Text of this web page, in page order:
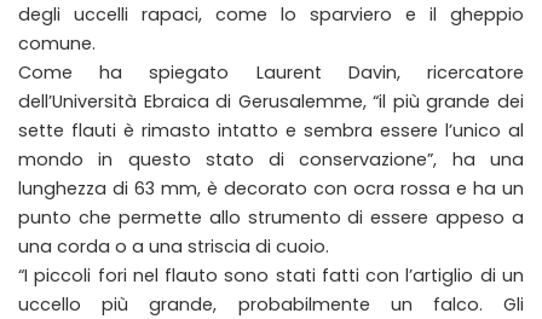
degli uccelli rapaci, come lo sparviero e il gheppio
comune.
Come ha spiegato Laurent Davin, ricercatore
dell’Università Ebraica di Gerusalemme, “il più grande dei
sette flauti è rimasto intatto e sembra essere l’unico al
mondo in questo stato di conservazione”, ha una
lunghezza di 63 mm, è decorato con ocra rossa e ha un
punto che permette allo strumento di essere appeso a
una corda o a una striscia di cuoio.
“I piccoli fori nel flauto sono stati fatti con l’artiglio di un
uccello più grande, probabilmente un falco. Gli